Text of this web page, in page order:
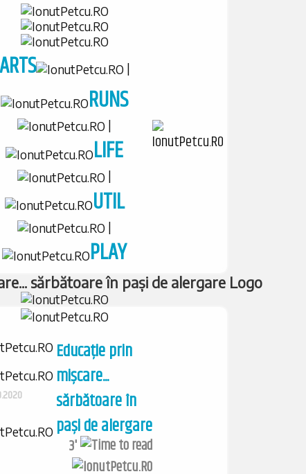
ARTS |
RUNS
|
LIFE
|
UTIL
|
PLAY
Educație prin
mișcare...
sărbătoare în
pași de alergare
3'